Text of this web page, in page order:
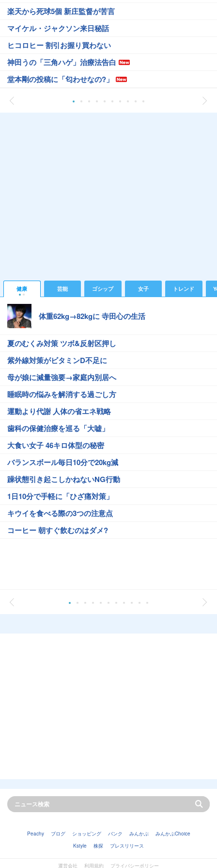
楽天から死球5個 新庄監督が苦言
マイケル・ジャクソン来日秘話
ヒコロヒー 割引お握り買わない
神田うの「三角ハゲ」治療法告白
堂本剛の投稿に「匂わせなの?」
健康 芸能 ゴシップ 女子 トレンド
体重62kg→82kgに 寺田心の生活
夏のむくみ対策 ツボ&反射区押し
紫外線対策がビタミンD不足に
母が娘に減量強要→家庭内別居へ
睡眠時の悩みを解消する過ごし方
運動より代謝 人体の省エネ戦略
歯科の保健治療を巡る「大嘘」
大食い女子 46キロ体型の秘密
バランスボール毎日10分で20kg減
躁状態引き起こしかねないNG行動
1日10分で手軽に「ひざ痛対策」
キウイを食べる際の3つの注意点
コーヒー 朝すぐ飲むのはダメ?
Peachy ブログ ショッピング バンク みんかぶ
みんかぶChoice
Kstyle
株探 プレスリリース
運営会社 利用規約 プライバシーポリシー